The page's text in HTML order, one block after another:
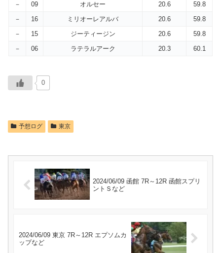
－
09 オルセー 20.6
59.8
－
16 ミリオーレアルバ 20.6
59.8
－
15 ジーティージン 20.6
59.8
－
06 ラテラルアーク 20.3 60.1
0
予想ログ 東京
2024/06/09 函館 7R～12R 函館スプリ
ントＳなど
2024/06/09 東京 7R～12R エプソムカ
ップなど